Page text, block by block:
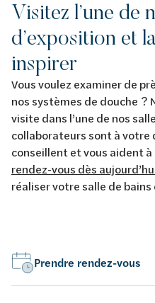
Visitez l’une de
d’exposition et
inspirer
Vous voulez examiner de
nos systèmes de douche ?
visite dans l’une de nos
collaborateurs sont à votre
conseillent et vous aident à
rendez-vous dès
réaliser votre salle de bains
Prendre rendez-vous